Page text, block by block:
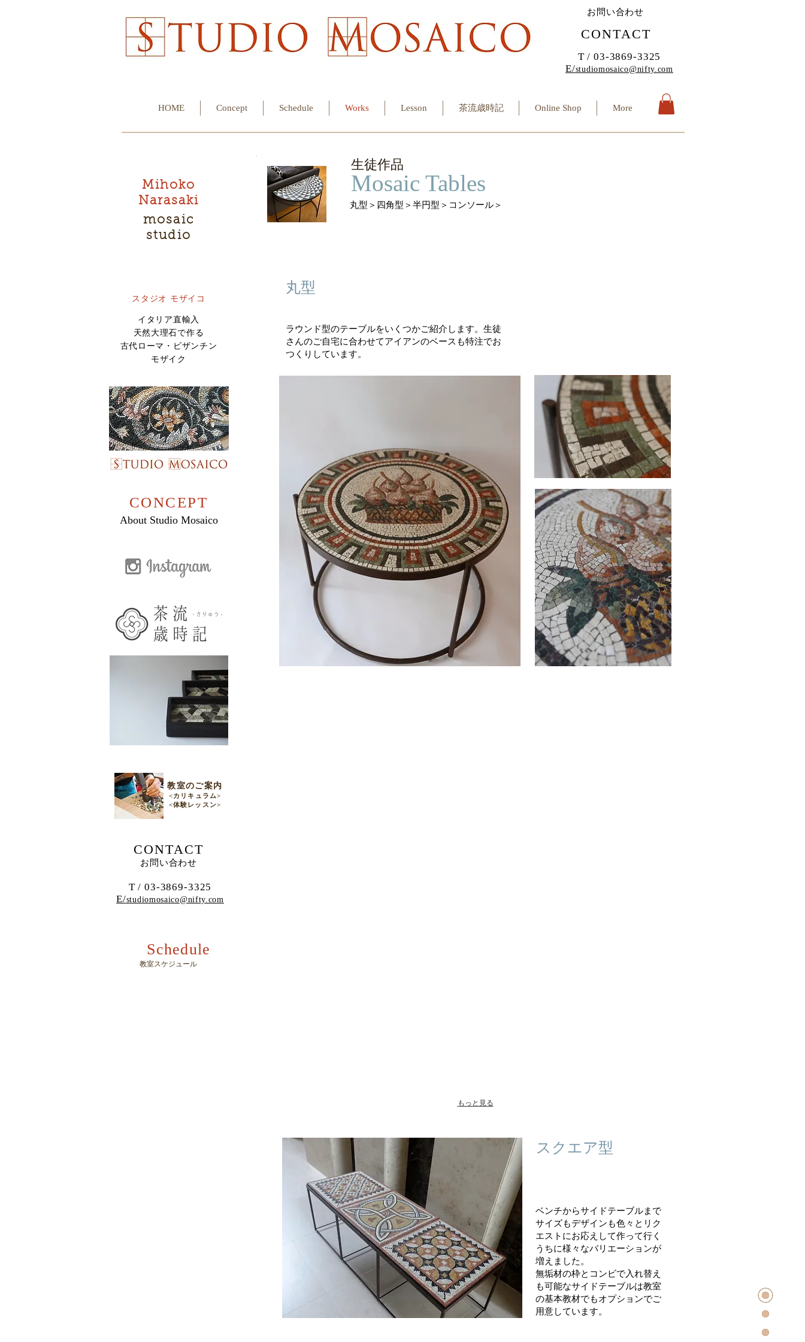
お問い合わせ
CONTACT
T / 03-3869-3325
E/studiomosaico@nifty.com
HOME Concept Schedule Works Lesson 茶流歳時記 Online Shop More
Mihoko
Narasaki
mosaic
studio
スタジオ モザイコ
イタリア直輸入
天然大理石で作る
古代ローマ・ビザンチン
​モザイク
CONCEPT
About Studio Mosaico
教室のご案内
​<カリキュラム>
<​体験レッスン>
CONTACT
お問い合わせ
T / 03-3869-3325
E/studiomosaico@nifty.com
Schedule
​教室スケジュール
Mosaic Tables
​生徒作品
丸型 ＞ 四角型 ＞ 半円型 ＞ コンソール＞
​丸型
もっと見る
ラウンド型のテーブルをいくつかご紹介します。生徒
さんのご自宅に合わせてアイアンのベースも特注でお
つくりしています。
スクエア型
ベンチからサイドテーブルまで
サイズもデザインも色々とリク
エストにお応えして作って行く
うちに様々なバリエーションが
増えました。
​無垢材の枠とコンビで入れ替え
も可能なサイドテーブルは教室
の基本教材でもオプションでご
用意しています。